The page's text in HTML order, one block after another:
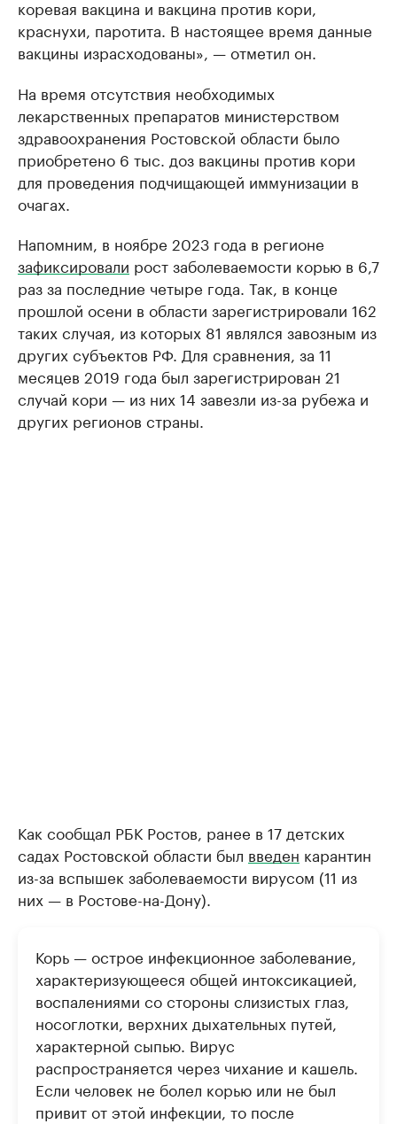
коревая вакцина и вакцина против кори,
краснухи, паротита. В настоящее время данные
вакцины израсходованы», — отметил он.
На время отсутствия необходимых
лекарственных препаратов министерством
здравоохранения Ростовской области было
приобретено 6 тыс. доз вакцины против кори
для проведения подчищающей иммунизации в
очагах.
Напомним, в ноябре 2023 года в регионе
зафиксировали рост заболеваемости корью в 6,7
раз за последние четыре года. Так, в конце
прошлой осени в области зарегистрировали 162
таких случая, из которых 81 являлся завозным из
других субъектов РФ. Для сравнения, за 11
месяцев 2019 года был зарегистрирован 21
случай кори — из них 14 завезли из-за рубежа и
других регионов страны.
Как сообщал РБК Ростов, ранее в 17 детских
садах Ростовской области был введен карантин
из-за вспышек заболеваемости вирусом (11 из
них — в Ростове-на-Дону).
Корь — острое инфекционное заболевание,
характеризующееся общей интоксикацией,
воспалениями со стороны слизистых глаз,
носоглотки, верхних дыхательных путей,
характерной сыпью. Вирус
распространяется через чихание и кашель.
Если человек не болел корью или не был
привит от этой инфекции, то после